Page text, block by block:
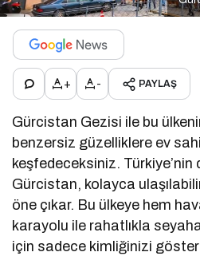
+ - PAYLAŞ
Gürcistan Gezisi ile bu
benzersiz güzelliklere ev
keşfedeceksiniz.
Gürcistan, kolayca
öne çıkar. Bu ülkeye hem
karayolu ile rahatlıkla
için sadece kimliğinizi